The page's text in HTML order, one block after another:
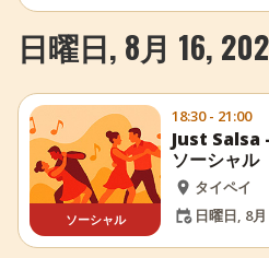
日曜日, 8月 16,
ソーシャル
18:30 - 21:00
Just Salsa
ソーシャル
タイペイ
日曜日, 8